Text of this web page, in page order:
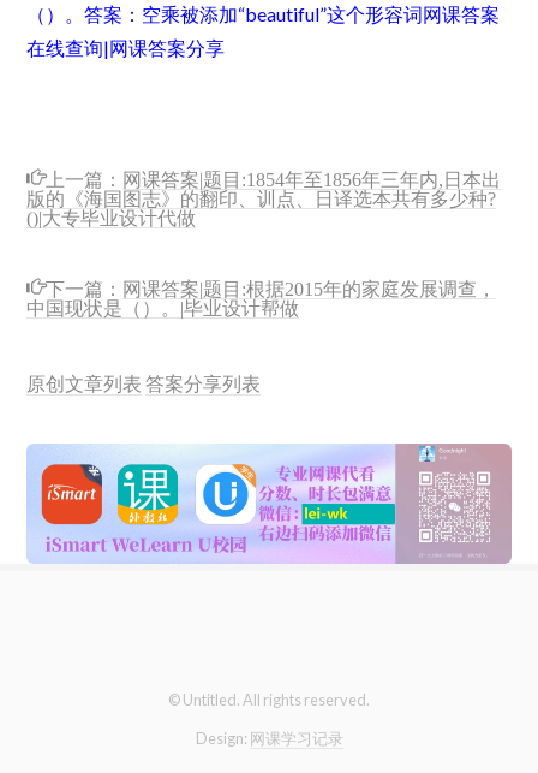
（）。答案：空乘被添加“beautiful”这个形容词网课答案
在线查询|网课答案分享
上一篇： 网课答案|题目:1854年至1856年三年内,日本出
版的《海国图志》的翻印、训点、日译选本共有多少种?
()|大专毕业设计代做
下一篇： 网课答案|题目:根据2015年的家庭发展调查，
中国现状是（）。|毕业设计帮做
原创文章列表 答案分享列表
© Untitled. All rights reserved.
Design: 网课学习记录